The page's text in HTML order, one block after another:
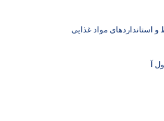
استانداردهای مواد غذایی
آ